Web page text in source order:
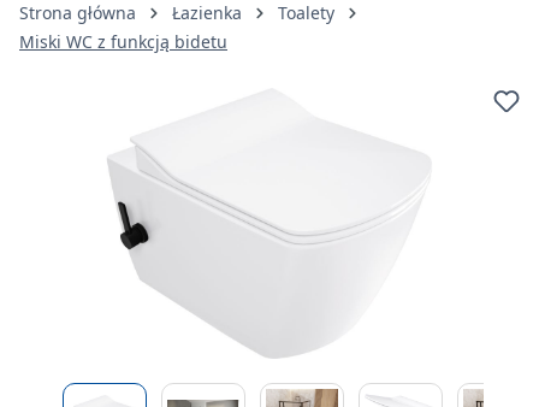
Strona główna Łazienka
Toalety
Miski WC z funkcją bidetu